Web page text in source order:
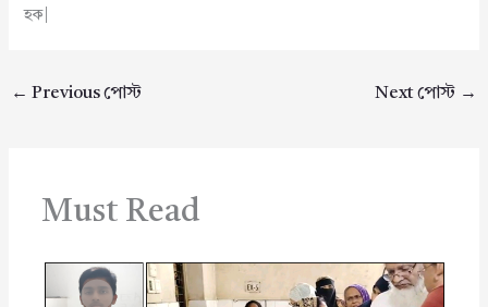
হক|
← Previous পোস্ট Next পোস্ট →
Must Read